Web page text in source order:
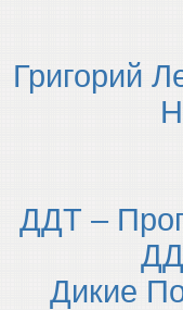
Григорий
ДДТ –
Дикие